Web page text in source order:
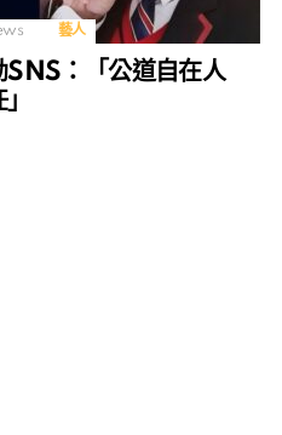
藝人
SNS：「公道自在人